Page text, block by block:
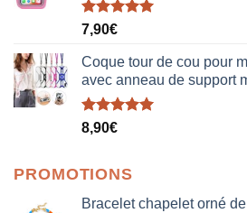
Note5.00
7,90€
Coque tour de cou pour
avec anneau de support
Note5.00
8,90€
PROMOTIONS
Bracelet chapelet orné